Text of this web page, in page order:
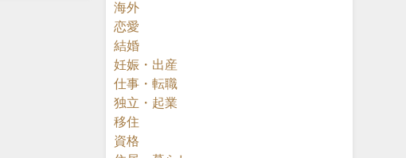
海外
恋愛
結婚
妊娠・出産
仕事・転職
独立・起業
移住
資格